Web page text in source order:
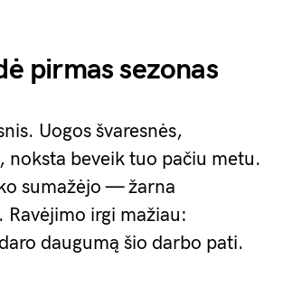
pirmas sezonas
Uogos švaresnės,
noksta beveik tuo pačiu metu.
sumažėjo — žarna
Ravėjimo irgi mažiau:
daugumą šio darbo pati.